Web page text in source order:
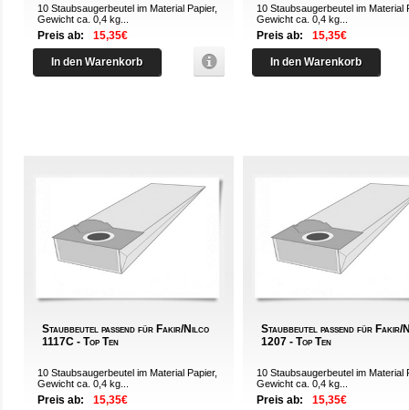
10 Staubsaugerbeutel im Material Papier,
Gewicht ca. 0,4 kg...
Preis ab: 15,35€
In den Warenkorb
10 Staubsaugerbeutel im Material
Gewicht ca. 0,4 kg...
Preis ab: 15,35€
In den Warenkorb
Staubbeutel passend für Fakir/Nilco
1117C - Top Ten
10 Staubsaugerbeutel im Material Papier,
Gewicht ca. 0,4 kg...
Preis ab: 15,35€
Staubbeutel passend für Fakir/
1207 - Top Ten
10 Staubsaugerbeutel im Material
Gewicht ca. 0,4 kg...
Preis ab: 15,35€